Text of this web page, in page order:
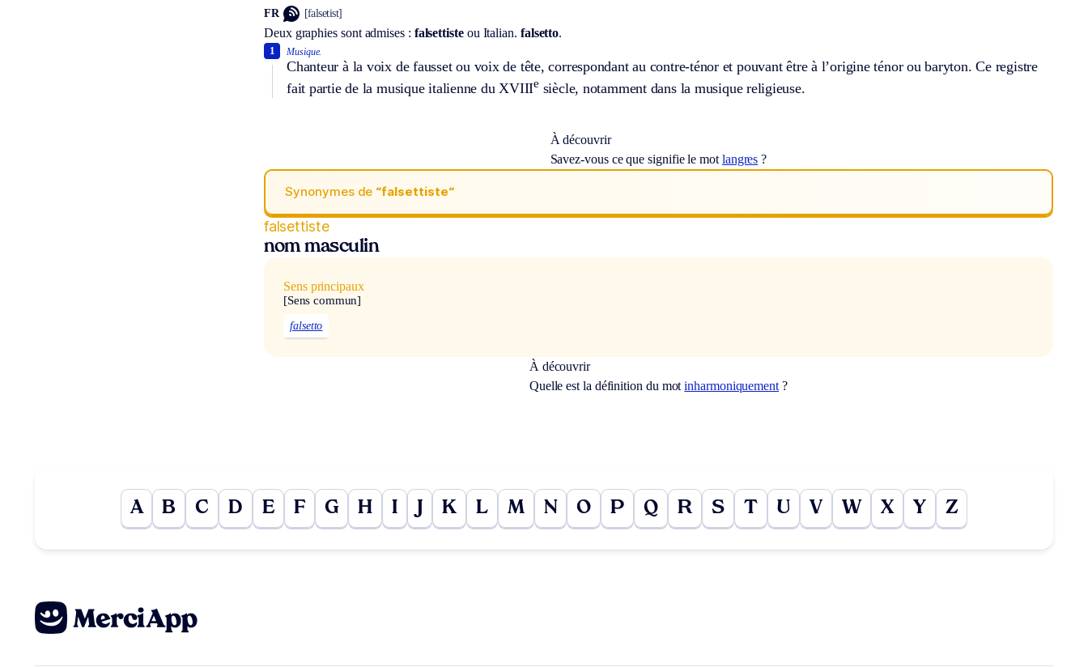
FR [falsetist]
Deux graphies sont admises : falsettisteou Italian. falsetto.
Musique.
Chanteur à la voix de fausset ou voix de tête, correspondant au contre-ténor et pouvant être à l’origine ténor ou baryton. Ce registre
fait partie de la musique italienne du XVIIIe siècle, notamment dans la musique religieuse.
1
À découvrir
Savez-vous ce que signifie le mot langres ?
Synonymes de “falsettiste“
falsettiste
nom masculin
Sens principaux
[Sens commun]
falsetto
À découvrir
Quelle est la définition du motinharmoniquement ?
A B C D E F G H I J K L M N O P Q R S T U V W X Y Z